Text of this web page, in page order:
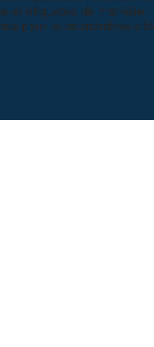
et étiquetés de manière
pour leurs marchés